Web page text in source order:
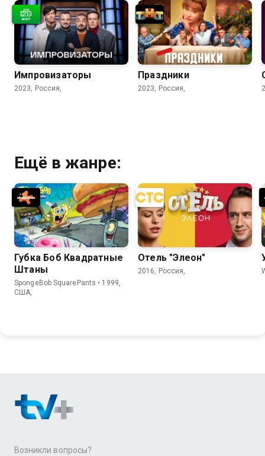
Импровизаторы
2023, Россия,
Праздники
2023, Россия,
Ещё в жанре:
Губка Боб Квадратные
Штаны
SpongeBob SquarePants • 1999,
США,
Отель "Элеон"
2016, Россия,
Возникли вопросы?